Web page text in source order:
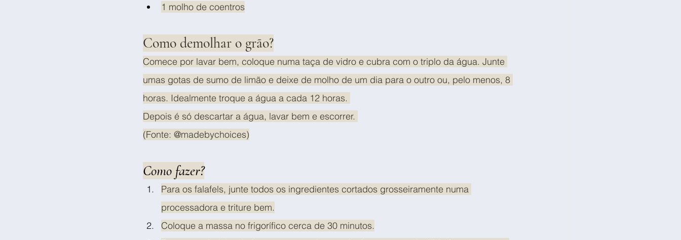
1 molho de coentros
Como demolhar o grão?
Comece por lavar bem, coloque numa taça de vidro e cubra com o triplo da água. Junte
umas gotas de sumo de limão e deixe de molho de um dia para o outro ou, pelo menos, 8
horas. Idealmente troque a água a cada 12 horas.
Depois é só descartar a água, lavar bem e escorrer.
(Fonte: @madebychoices)
Como fazer?
Para os falafels, junte todos os ingredientes cortados grosseiramente numa
processadora e triture bem.
Coloque a massa no frigorífico cerca de 30 minutos.